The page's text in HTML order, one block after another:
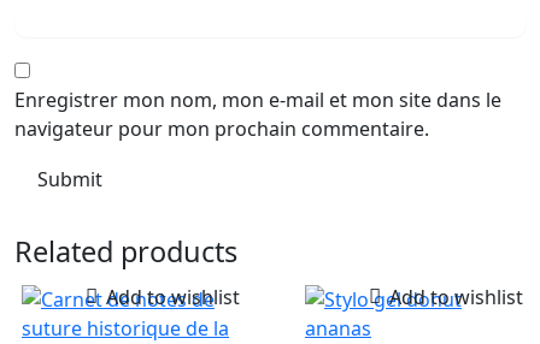
Enregistrer mon nom, mon e-mail et mon site dans le
navigateur pour mon prochain commentaire.
Related products
Add to wishlist Add to wishlist